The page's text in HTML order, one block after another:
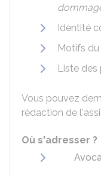
Identité
Motifs
Liste des
Vous pouvez
rédaction de
Où s'adresser ?